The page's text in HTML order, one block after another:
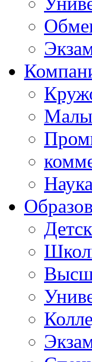
Наука